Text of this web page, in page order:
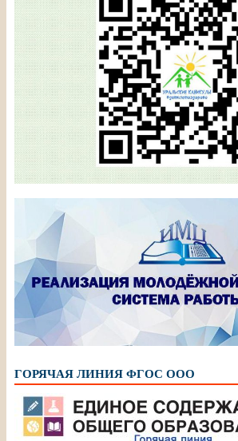
ГОРЯЧАЯ ЛИНИЯ ФГОС ООО